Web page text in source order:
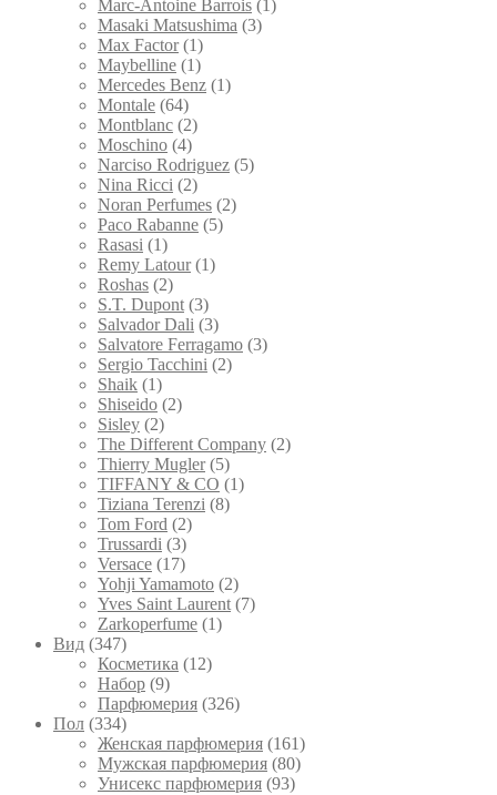
Marc-Antoine Barrois (1)
Masaki Matsushima (3)
Max Factor (1)
Maybelline (1)
Mercedes Benz (1)
Montale (64)
Montblanc (2)
Moschino (4)
Narciso Rodriguez (5)
Nina Ricci (2)
Noran Perfumes (2)
Paco Rabanne (5)
Rasasi (1)
Remy Latour (1)
Roshas (2)
S.T. Dupont (3)
Salvador Dali (3)
Salvatore Ferragamo (3)
Sergio Tacchini (2)
Shaik (1)
Shiseido (2)
Sisley (2)
The Different Company (2)
Thierry Mugler (5)
TIFFANY & CO (1)
Tiziana Terenzi (8)
Tom Ford (2)
Trussardi (3)
Versace (17)
Yohji Yamamoto (2)
Yves Saint Laurent (7)
Zarkoperfume (1)
Вид (347)
Косметика (12)
Набор (9)
Парфюмерия (326)
Пол (334)
Женская парфюмерия (161)
Мужская парфюмерия (80)
Унисекс парфюмерия (93)